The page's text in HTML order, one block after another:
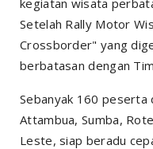
Setelah Rally Motor
Crossborder" yang
berbatasan dengan
Sebanyak 160 peserta
Attambua, Sumba,
Leste, siap beradu